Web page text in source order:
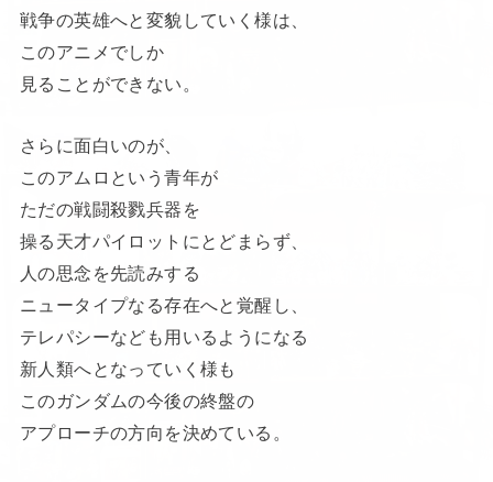
戦争の英雄へと変貌していく様は、
このアニメでしか
見ることができない。
さらに面白いのが、
このアムロという青年が
ただの戦闘殺戮兵器を
操る天才パイロットにとどまらず、
人の思念を先読みする
ニュータイプなる存在へと覚醒し、
テレパシーなども用いるようになる
新人類へとなっていく様も
このガンダムの今後の終盤の
アプローチの方向を決めている。